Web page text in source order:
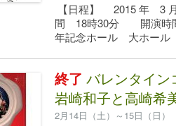
【日程】 2015 年 3
間 18時30分 開演時
年記念ホール 大ホー
終了 バレンタイン
岩崎和子と高崎希
2月14日（土）～15日（日）